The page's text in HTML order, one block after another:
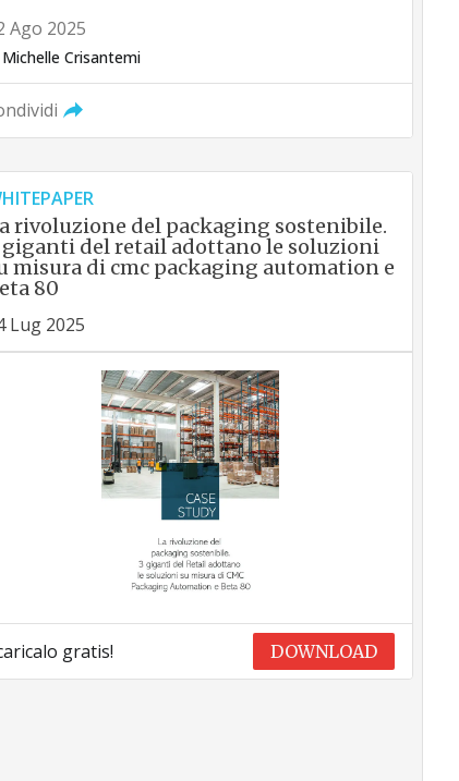
Ago 2025
Michelle Crisantemi
rivoluzione del packaging sostenibile.
giganti del retail adottano le soluzioni
misura di cmc packaging automation e
80
Lug 2025
gratis! DOWNLOAD